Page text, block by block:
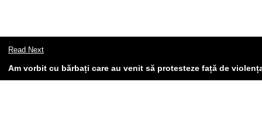
Read Next
Am vorbit cu bărbați care au venit să protesteze față de